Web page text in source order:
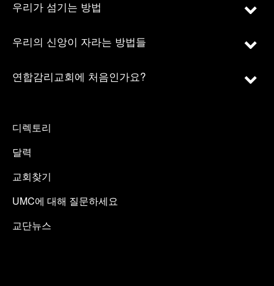
우리가 섬기는 방법
우리의 신앙이 자라는 방법들
연합감리교회에 처음인가요?
디렉토리
달력
교회찾기
UMC에 대해 질문하세요
교단뉴스